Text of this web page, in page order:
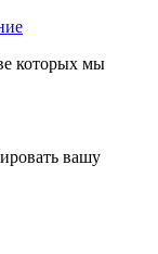
которых мы
вашу